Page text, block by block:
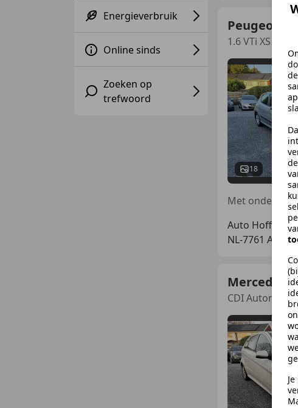
Energieverbruik
Online sinds
Zoeken op
trefwoord
Peugeot 308
1.6 VTi XS |
18
Auto Hoff
NL-7761 AJ
Mercedes-
CDI Automaat |